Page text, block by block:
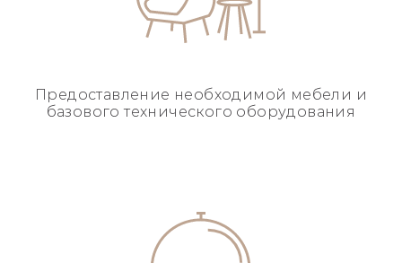
Предоставление необходимой мебели и
базовоготехнического оборудования